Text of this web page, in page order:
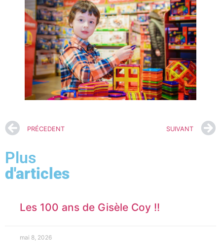
PRÉCEDENT SUIVANT
Plus
d'articles
Les 100 ans de Gisèle Coy !!
mai 8, 2026